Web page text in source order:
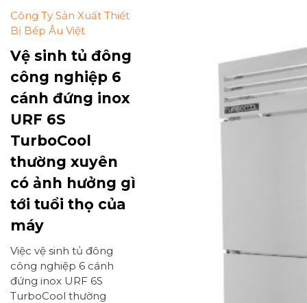
Công Ty Sản Xuất Thiết
Bị Bếp Âu Việt
Vệ sinh tủ đông
công nghiệp 6
cánh đứng inox
URF 6S
TurboCool
thường xuyên
có ảnh hưởng gì
tới tuổi thọ của
máy
Việc vệ sinh tủ đông
công nghiệp 6 cánh
đứng inox URF 6S
TurboCool thường